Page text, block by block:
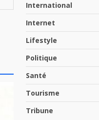
International
Internet
Lifestyle
Politique
Santé
Tourisme
Tribune